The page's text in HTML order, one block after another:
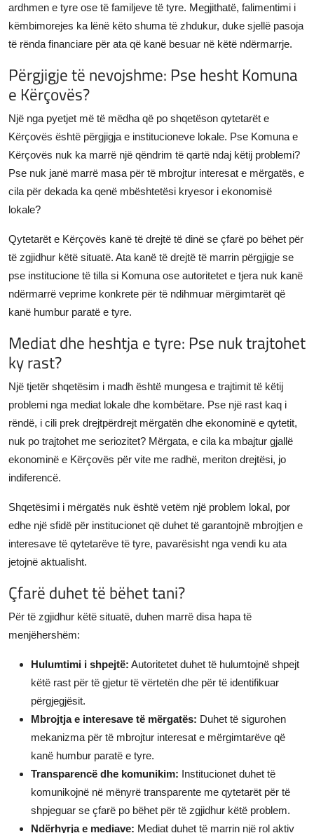
ardhmen e tyre ose të familjeve të tyre. Megjithatë, falimentimi i
këmbimorejes ka lënë këto shuma të zhdukur, duke sjellë pasoja
të rënda financiare për ata që kanë besuar në këtë ndërmarrje.
Përgjigje të nevojshme: Pse hesht Komuna
e Kërçovës?
Një nga pyetjet më të mëdha që po shqetëson qytetarët e
Kërçovës është përgjigja e institucioneve lokale. Pse Komuna e
Kërçovës nuk ka marrë një qëndrim të qartë ndaj këtij problemi?
Pse nuk janë marrë masa për të mbrojtur interesat e mërgatës, e
cila për dekada ka qenë mbështetësi kryesor i ekonomisë
lokale?
Qytetarët e Kërçovës kanë të drejtë të dinë se çfarë po bëhet për
të zgjidhur këtë situatë. Ata kanë të drejtë të marrin përgjigje se
pse institucione të tilla si Komuna ose autoritetet e tjera nuk kanë
ndërmarrë veprime konkrete për të ndihmuar mërgimtarët që
kanë humbur paratë e tyre.
Mediat dhe heshtja e tyre: Pse nuk trajtohet
ky rast?
Një tjetër shqetësim i madh është mungesa e trajtimit të këtij
problemi nga mediat lokale dhe kombëtare. Pse një rast kaq i
rëndë, i cili prek drejtpërdrejt mërgatën dhe ekonominë e qytetit,
nuk po trajtohet me seriozitet? Mërgata, e cila ka mbajtur gjallë
ekonominë e Kërçovës për vite me radhë, meriton drejtësi, jo
indiferencë.
Shqetësimi i mërgatës nuk është vetëm një problem lokal, por
edhe një sfidë për institucionet që duhet të garantojnë mbrojtjen e
interesave të qytetarëve të tyre, pavarësisht nga vendi ku ata
jetojnë aktualisht.
Çfarë duhet të bëhet tani?
Për të zgjidhur këtë situatë, duhen marrë disa hapa të
menjëhershëm:
Hulumtimi i shpejtë: Autoritetet duhet të hulumtojnë shpejt
këtë rast për të gjetur të vërtetën dhe për të identifikuar
përgjegjësit.
Mbrojtja e interesave të mërgatës: Duhet të sigurohen
mekanizma për të mbrojtur interesat e mërgimtarëve që
kanë humbur paratë e tyre.
Transparencë dhe komunikim: Institucionet duhet të
komunikojnë në mënyrë transparente me qytetarët për të
shpjeguar se çfarë po bëhet për të zgjidhur këtë problem.
Ndërhyrja e mediave: Mediat duhet të marrin një rol aktiv